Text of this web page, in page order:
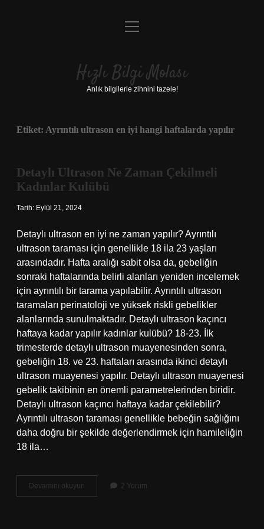
Anasayfa
Yasal Uyarı
menüyü
Hızlı Bilgi Molası
Anlık bilgilerle zihnini tazele!
Etiket: Ayrıntılı ultrason en iyi hangi haftalarda yapılır
Detaylı Ultrason Ne Zaman Çekilmeli
Kadınlar Kulübü
Tarih: Eylül 21, 2024
Detaylı ultrason en iyi ne zaman yapılır? Ayrıntılı
ultrason taraması için genellikle 18 ila 23 yaşları
arasındadır. Hafta aralığı sabit olsa da, gebeliğin
sonraki haftalarında belirli alanları yeniden incelemek
için ayrıntılı bir tarama yapılabilir. Ayrıntılı ultrason
taramaları perinatoloji ve yüksek riskli gebelikler
alanlarında sunulmaktadır. Detaylı ultrason kaçıncı
haftaya kadar yapılır kadınlar kulübü? 18-23. İlk
trimesterde detaylı ultrason muayenesinden sonra,
gebeliğin 18. ve 23. haftaları arasında ikinci detaylı
ultrason muayenesi yapılır. Detaylı ultrason muayenesi
gebelik takibinin en önemli parametrelerinden biridir.
Detaylı ultrason kaçıncı haftaya kadar çekilebilir?
Ayrıntılı ultrason taraması genellikle bebeğin sağlığını
daha doğru bir şekilde değerlendirmek için hamileliğin
18 ila…
Devamını okuyun
Ultrason
2 Yorum